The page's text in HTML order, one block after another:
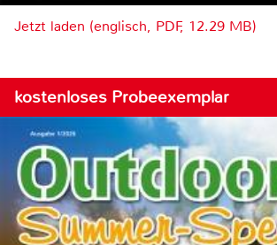
Jetzt laden (englisch, PDF, 12.29 MB)
kostenloses Probeexemplar